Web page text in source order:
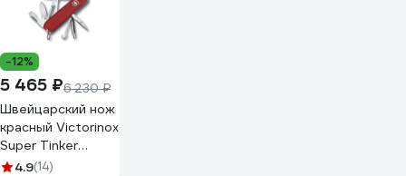
-12%
5 465 ₽6 230 ₽
Швейцарский нож
красный Victorinox
Super Tinker
1.4703
4.9(14)